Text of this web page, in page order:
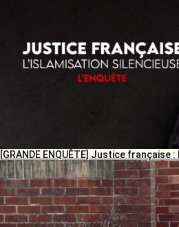
[GRANDE ENQUÊTE] Justice française